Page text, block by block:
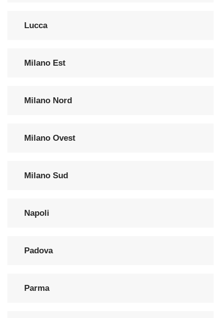
Lucca
Milano Est
Milano Nord
Milano Ovest
Milano Sud
Napoli
Padova
Parma